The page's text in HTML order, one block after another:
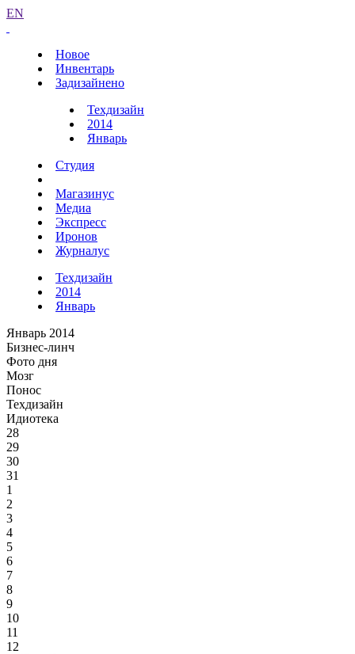
EN
Новое
Инвентарь
Задизайнено
Техдизайн
2014
Январь
Студия
Магазинус
Медиа
Экспресс
Иронов
Журналус
Техдизайн
2014
Январь
Январь 2014
Бизнес-линч
Фото дня
Мозг
Понос
Техдизайн
Идиотека
28
29
30
31
1
2
3
4
5
6
7
8
9
10
11
12